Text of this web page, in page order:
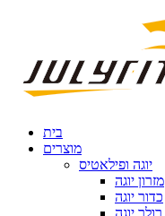
בית
מוצרים
יוגה ופילאטיס
מזרון יוגה
כדור יוגה
רולר יוגה